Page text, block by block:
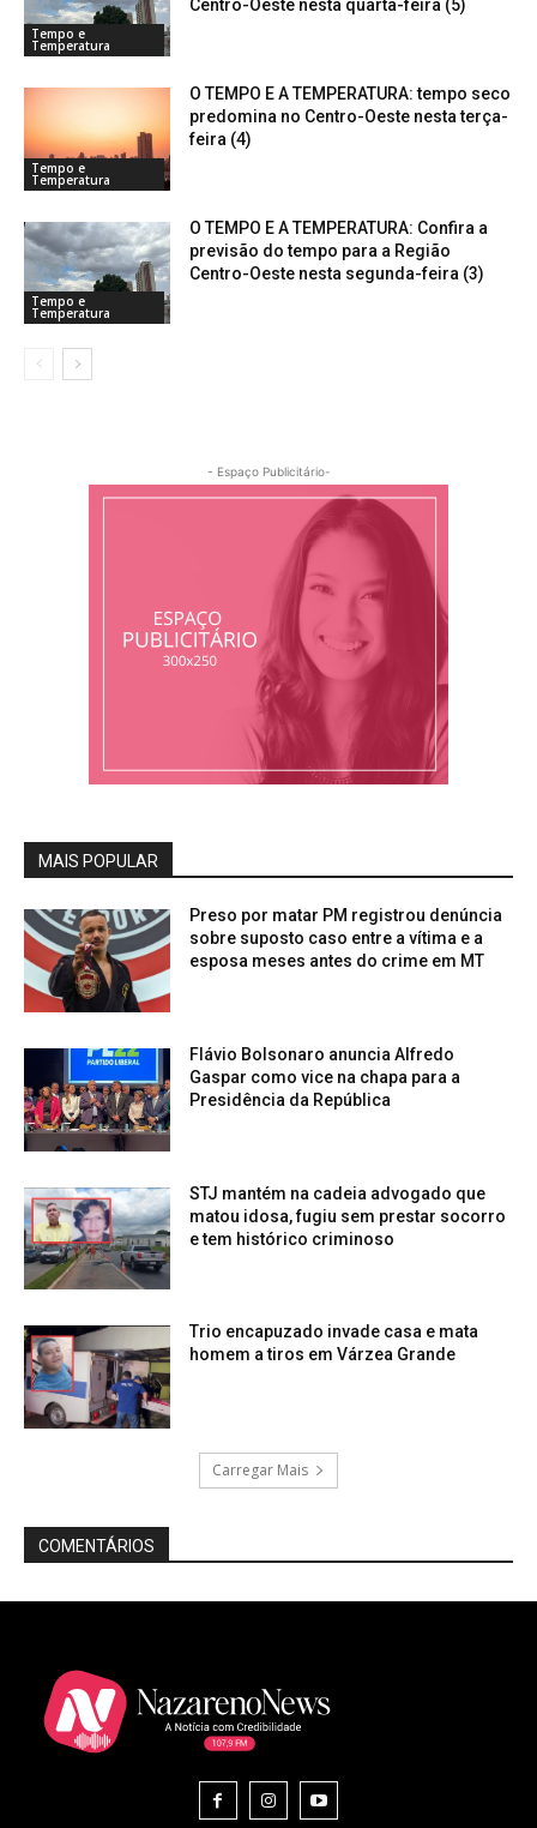
Tempo e
Temperatura
Centro-Oeste nesta quarta-feira (5)
Tempo e
Temperatura
O TEMPO E A TEMPERATURA: tempo seco
predomina no Centro-Oeste nesta terça-
feira (4)
Tempo e
Temperatura
O TEMPO E A TEMPERATURA: Confira a
previsão do tempo para a Região
Centro-Oeste nesta segunda-feira (3)
- Espaço Publicitário-
MAIS POPULAR
Preso por matar PM registrou denúncia
sobre suposto caso entre a vítima e a
esposa meses antes do crime em MT
Flávio Bolsonaro anuncia Alfredo
Gaspar como vice na chapa para a
Presidência da República
STJ mantém na cadeia advogado que
matou idosa, fugiu sem prestar socorro
e tem histórico criminoso
Trio encapuzado invade casa e mata
homem a tiros em Várzea Grande
Carregar Mais
COMENTÁRIOS